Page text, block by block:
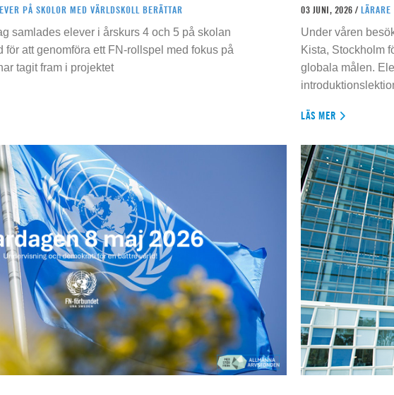
PÅ SKOLOR MED VÄRLDSKOLL BERÄTTAR
samlades elever i årskurs 4 och 5 på skolan
för att genomföra ett FN-rollspel med fokus på
tagit fram i projektet
03 JUNI, 2026 /
Under våren
Kista, Stockholm
globala målen.
LÄS MER